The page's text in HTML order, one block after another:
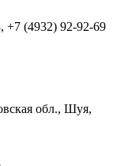
+7 (4932) 92-92-69
обл., Шуя,